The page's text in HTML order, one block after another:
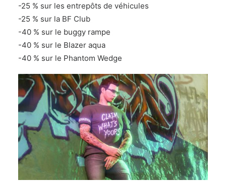
-25 % sur les entrepôts de véhicules
-25 % sur la BF Club
-40 % sur le buggy rampe
-40 % sur le Blazer aqua
-40 % sur le Phantom Wedge